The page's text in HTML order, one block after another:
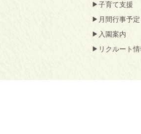
子育て支援
月間行事予定
入園案内
リクルート